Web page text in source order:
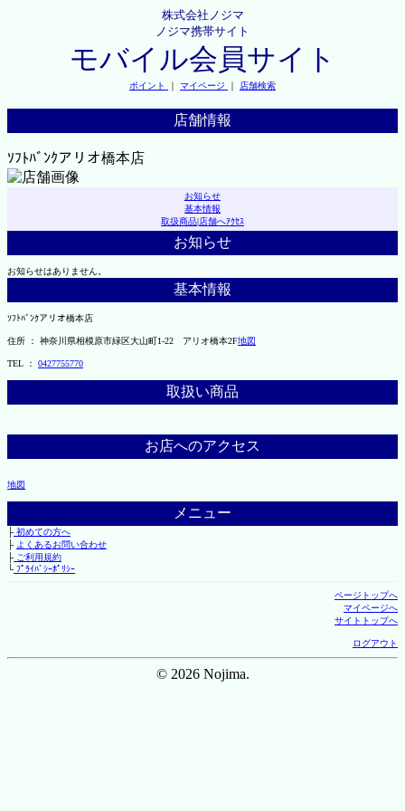
株式会社ノジマ
ノジマ携帯サイト
モバイル会員サイト
ポイント ｜ マイページ ｜ 店舗検索
店舗情報
ｿﾌﾄﾊﾞﾝｸアリオ橋本店
お知らせ
基本情報
取扱商品|店舗へｱｸｾｽ
お知らせ
お知らせはありません。
基本情報
ｿﾌﾄﾊﾞﾝｸアリオ橋本店
住所 ： 神奈川県相模原市緑区大山町1-22 アリオ橋本2F地図
TEL ： 0427755770
取扱い商品
お店へのアクセス
地図
メニュー
├初めての方へ
├ よくあるお問い合わせ
├ご利用規約
└ﾌﾟﾗｲﾊﾞｼｰﾎﾟﾘｼｰ
ページトップへ
マイページへ
サイトトップへ
ログアウト
© 2026 Nojima.